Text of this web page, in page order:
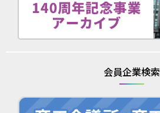
会員企業検索